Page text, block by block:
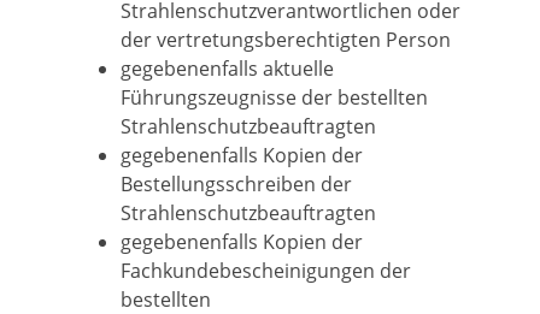
Strahlenschutzverantwortlichen oder
der vertretungsberechtigten Person
gegebenenfalls aktuelle
Führungszeugnisse der bestellten
Strahlenschutzbeauftragten
gegebenenfalls Kopien der
Bestellungsschreiben der
Strahlenschutzbeauftragten
gegebenenfalls Kopien der
Fachkundebescheinigungen der
bestellten